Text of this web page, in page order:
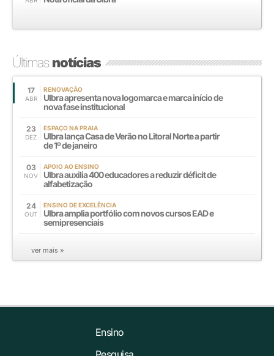
Últimasnotícias
17
ABR
RENOVAÇÃO
Ulbra apresenta nova logomarca e marca início de
nova fase institucional
23
DEZ
ESPAÇO NA PRAIA
Ulbra lança Casa de Verão no Litoral Norte a partir
de 1º de janeiro
03
NOV
APOIO AO ENSINO
Ulbra auxilia 400 educadores a reduzir déficit de
alfabetização
24
OUT
ENSINO DE EXCELÊNCIA
Ulbra amplia portfólio com novos cursos EAD e
semipresenciais
ver mais »
Ensino